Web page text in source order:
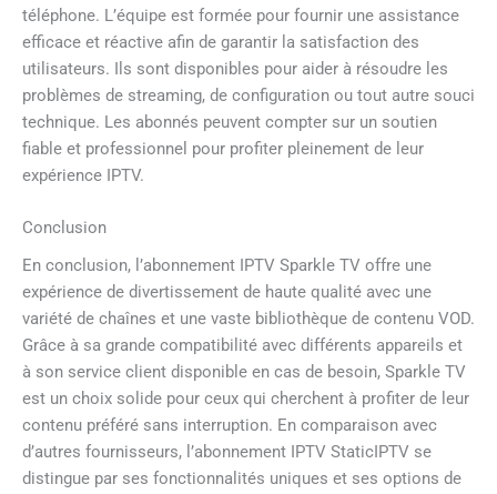
téléphone. L’équipe est formée pour fournir une assistance
efficace et réactive afin de garantir la satisfaction des
utilisateurs. Ils sont disponibles pour aider à résoudre les
problèmes de streaming, de configuration ou tout autre souci
technique. Les abonnés peuvent compter sur un soutien
fiable et professionnel pour profiter pleinement de leur
expérience IPTV.
Conclusion
En conclusion, l’abonnement IPTV Sparkle TV offre une
expérience de divertissement de haute qualité avec une
variété de chaînes et une vaste bibliothèque de contenu VOD.
Grâce à sa grande compatibilité avec différents appareils et
à son service client disponible en cas de besoin, Sparkle TV
est un choix solide pour ceux qui cherchent à profiter de leur
contenu préféré sans interruption. En comparaison avec
d’autres fournisseurs, l’abonnement IPTV StaticIPTV se
distingue par ses fonctionnalités uniques et ses options de